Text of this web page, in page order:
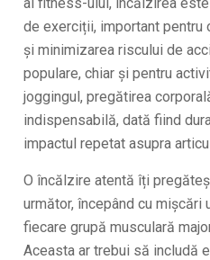
de exerciții, important pentru
și minimizarea riscului de
populare, chiar și pentru
joggingul, pregătirea
indispensabilă, dată fiind
impactul repetat asupra
O încălzire atentă îți
următor, începând cu mișcări
fiecare grupă musculară
Aceasta ar trebui să includă